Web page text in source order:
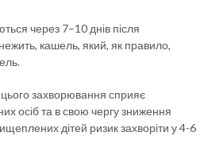
через 7–10 днів після
кашель, який, як правило,
захворювання сприяє
осіб та в свою чергу зниження
дітей ризик захворіти у 4-6